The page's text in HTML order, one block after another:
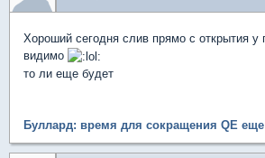
Хороший сегодня слив прямо с открытия у
видимо
то ли еще будет
Буллард: время для сокращения QE еще